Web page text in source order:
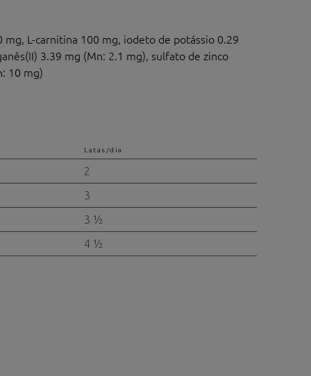
L-carnitina 100 mg, iodeto de potássio 0.29
3.39 mg (Mn: 2.1 mg), sulfato de zinco
10 mg)
Latas/dia
2
3
3 ½
4 ½